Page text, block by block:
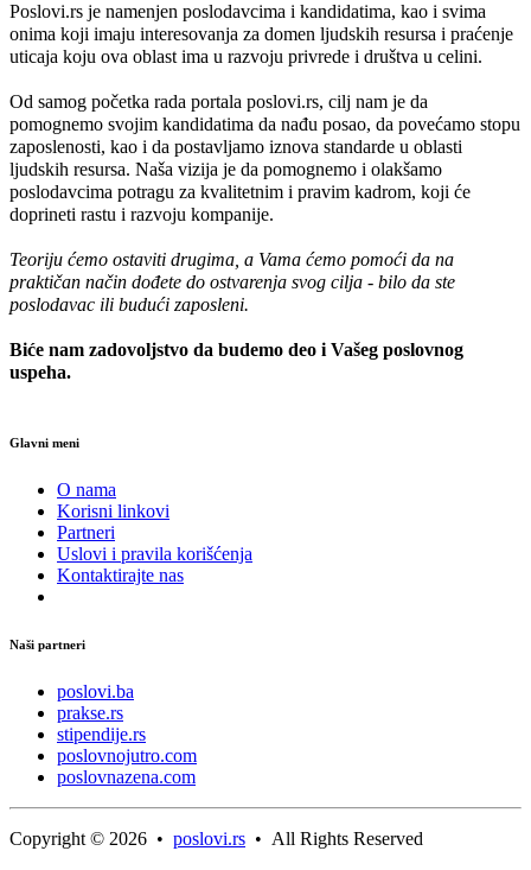
Poslovi.rs je namenjen poslodavcima i kandidatima, kao i svima
onima koji imaju interesovanja za domen ljudskih resursa i praćenje
uticaja koju ova oblast ima u razvoju privrede i društva u celini.
Od samog početka rada portala poslovi.rs, cilj nam je da
pomognemo svojim kandidatima da nađu posao, da povećamo stopu
zaposlenosti, kao i da postavljamo iznova standarde u oblasti
ljudskih resursa. Naša vizija je da pomognemo i olakšamo
poslodavcima potragu za kvalitetnim i pravim kadrom, koji će
doprineti rastu i razvoju kompanije.
Teoriju ćemo ostaviti drugima, a Vama ćemo pomoći da na
praktičan način dođete do ostvarenja svog cilja - bilo da ste
poslodavac ili budući zaposleni.
Biće nam zadovoljstvo da budemo deo i Vašeg poslovnog
uspeha.
Glavni meni
O nama
Korisni linkovi
Partneri
Uslovi i pravila korišćenja
Kontaktirajte nas
Naši partneri
poslovi.ba
prakse.rs
stipendije.rs
poslovnojutro.com
poslovnazena.com
Copyright © 2026 • poslovi.rs • All Rights Reserved